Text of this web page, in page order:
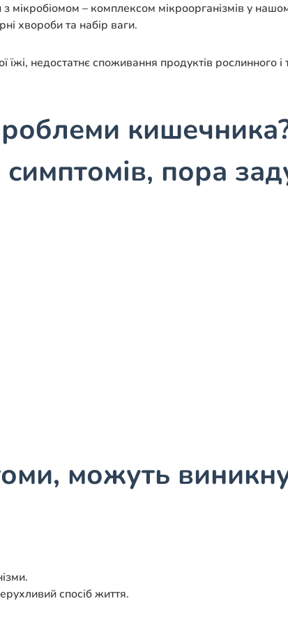
– комплексом мікроорганізмів у
хвороби та набір ваги.
недостатнє споживання продуктів рослинного
пора
можуть
спосіб життя.